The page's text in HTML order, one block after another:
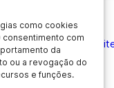
como cookies
com
da
ou a revogação do
e funções.
Auxílio Doença